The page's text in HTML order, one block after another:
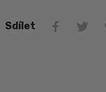
Sdílet